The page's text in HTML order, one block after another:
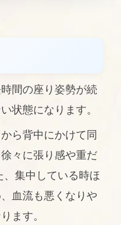
間の座り姿勢が続
状態になります。
ら背中にかけて同
々に張り感や重だ
集中している時ほ
血流も悪くなりや
ます。